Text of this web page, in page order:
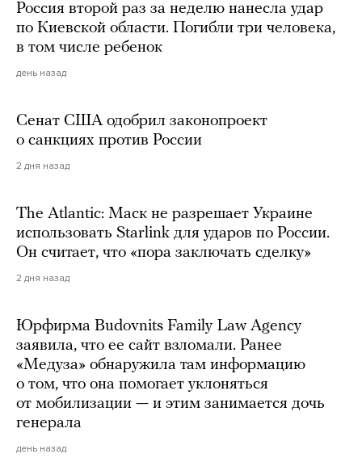
Россия второй раз за неделю нанесла удар
по Киевской области. Погибли три человека,
в том числе ребенок
день назад
Сенат США одобрил законопроект
о санкциях против России
2 дня назад
The Atlantic: Маск не разрешает Украине
использовать Starlink для ударов по России.
Он считает, что «пора заключать сделку»
2 дня назад
Юрфирма Budovnits Family Law Agency
заявила, что ее сайт взломали. Ранее
«Медуза» обнаружила там информацию
о том, что она помогает уклоняться
от мобилизации — и этим занимается дочь
генерала
день назад